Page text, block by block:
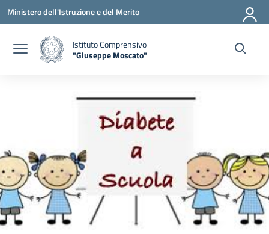
Vai ai contenuti
Vai al menu di navigazione
Vai al footer
Ministero dell'Istruzione e del Merito
Istituto Comprensivo
"Giuseppe Moscato"